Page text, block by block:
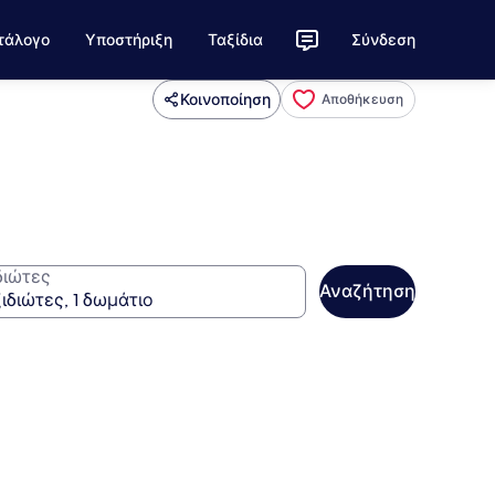
Υποστήριξη Ταξίδια Σύνδεση
Κοινοποίηση Αποθήκευση
Αναζήτηση